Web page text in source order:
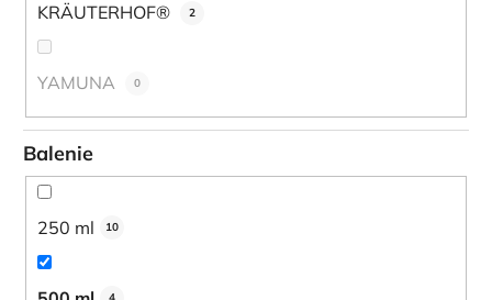
KRÄUTERHOF® 2
YAMUNA 0
Balenie
250 ml 10